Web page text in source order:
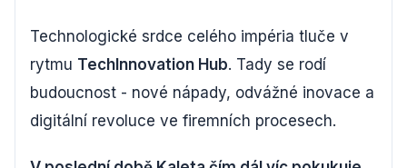
Technologické srdce celého impéria tluče v
rytmu TechInnovation Hub. Tady se rodí
budoucnost - nové nápady, odvážné inovace a
digitální revoluce ve firemních procesech.